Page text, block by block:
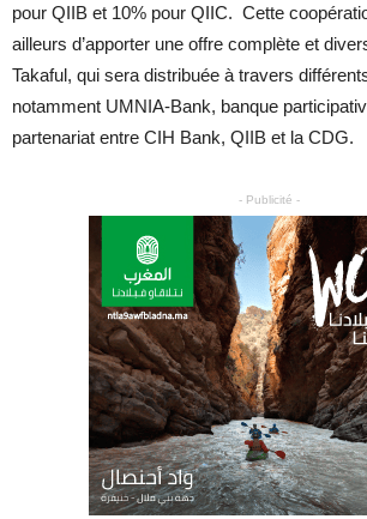
pour QIIB et 10% pour QIIC. Cette
ailleurs d’apporter une offre complète et
Takaful, qui sera distribuée à travers
notamment UMNIA-Bank, banque
partenariat entre CIH Bank, QIIB et la CDG.
- Publicité -